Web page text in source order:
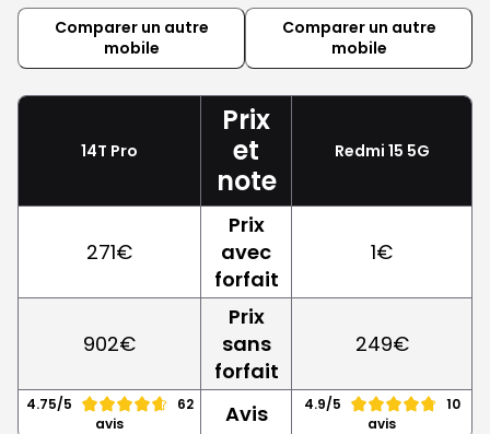
Comparer un autre
mobile
Comparer un autre
mobile
14T Pro
Prix
et
note
Redmi 15 5G
271€
Prix
avec
forfait
1€
902€
Prix
sans
forfait
249€
4.75/5
62
avis
Avis 4.9/5
10
avis